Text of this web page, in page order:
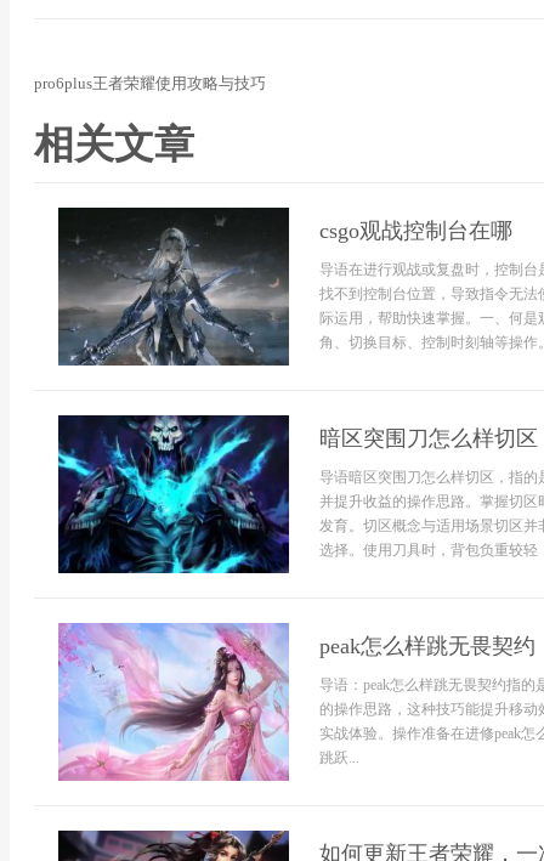
pro6plus王者荣耀使用攻略与技巧
相关文章
csgo观战控制台在哪
导语在进行观战或复盘时，控制
找不到控制台位置，导致指令无
际运用，帮助快速掌握。一、何
角、切换目标、控制时刻轴等操
暗区突围刀怎么样切区
导语暗区突围刀怎么样切区，指
并提升收益的操作思路。掌握切
发育。切区概念与适用场景切区
选择。使用刀具时，背包负重较轻
peak怎么样跳无畏契约
导语：peak怎么样跳无畏契约指
的操作思路，这种技巧能提升移
实战体验。操作准备在进修peak
跳跃...
如何更新王者荣耀，